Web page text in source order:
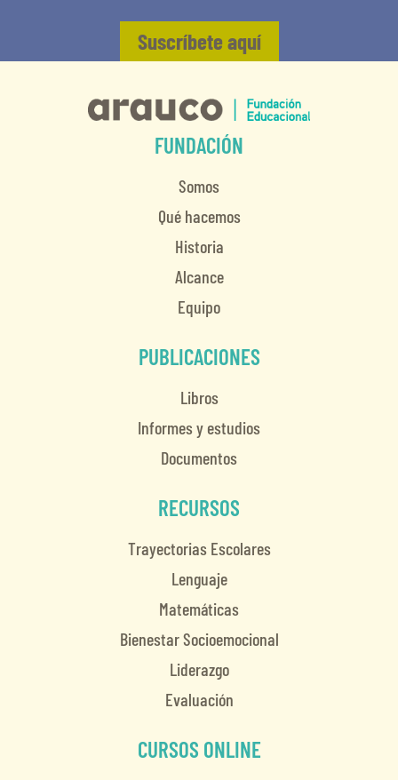
Suscríbete aquí
FUNDACIÓN
Somos
Qué hacemos
Historia
Alcance
Equipo
PUBLICACIONES
Libros
Informes y estudios
Documentos
RECURSOS
Trayectorias Escolares
Lenguaje
Matemáticas
Bienestar Socioemocional
Liderazgo
Evaluación
CURSOS ONLINE